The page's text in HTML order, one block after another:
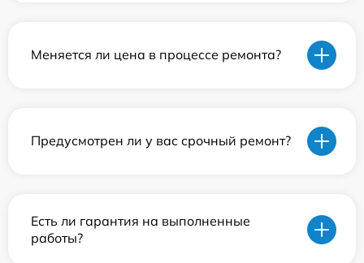
Меняется ли цена в процессе ремонта?
Предусмотрен ли у вас срочный ремонт?
Есть ли гарантия на выполненные
работы?